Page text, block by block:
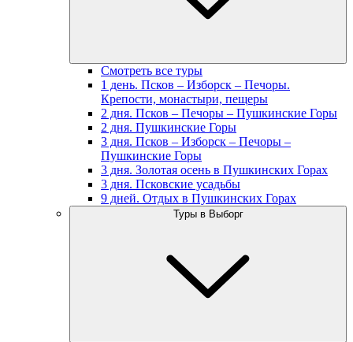
Смотреть все туры
1 день. Псков – Изборск – Печоры.
Крепости, монастыри, пещеры
2 дня. Псков – Печоры – Пушкинские Горы
2 дня. Пушкинские Горы
3 дня. Псков – Изборск – Печоры –
Пушкинские Горы
3 дня. Золотая осень в Пушкинских Горах
3 дня. Псковские усадьбы
9 дней. Отдых в Пушкинских Горах
Туры в Выборг